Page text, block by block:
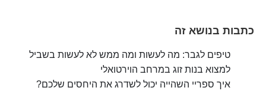
כתבות בנושא זה
טיפים לגבר: מה לעשות ומה ממש לא לעשות בשביל
למצוא בנות זוג במרחב הוירטואלי
איך ספריי השהייה יכול לשדרג את היחסים שלכם?